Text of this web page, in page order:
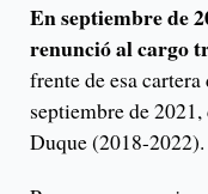
En septiembre de
renunció al cargo
frente de esa
septiembre de
Duque (2018-2022).